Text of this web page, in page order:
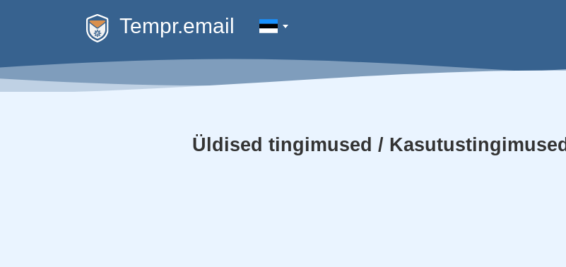
Tempr.email
Üldised tingimused / Kasutustingimused